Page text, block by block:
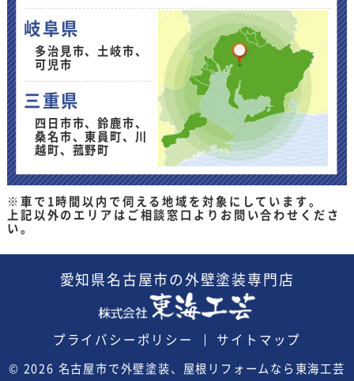
岐阜県
多治見市、土岐市、
可児市
三重県
四日市市、鈴鹿市、
桑名市、東員町、川
越町、菰野町
※車で1時間以内で伺える地域を対象にしています。
上記以外のエリアはご相談窓口よりお問い合わせくださ
い。
愛知県名古屋市の外壁塗装 専門店
プライバシーポリシー サイトマップ
© 2026 名古屋市で外壁塗装、屋根リフォームなら東海工芸